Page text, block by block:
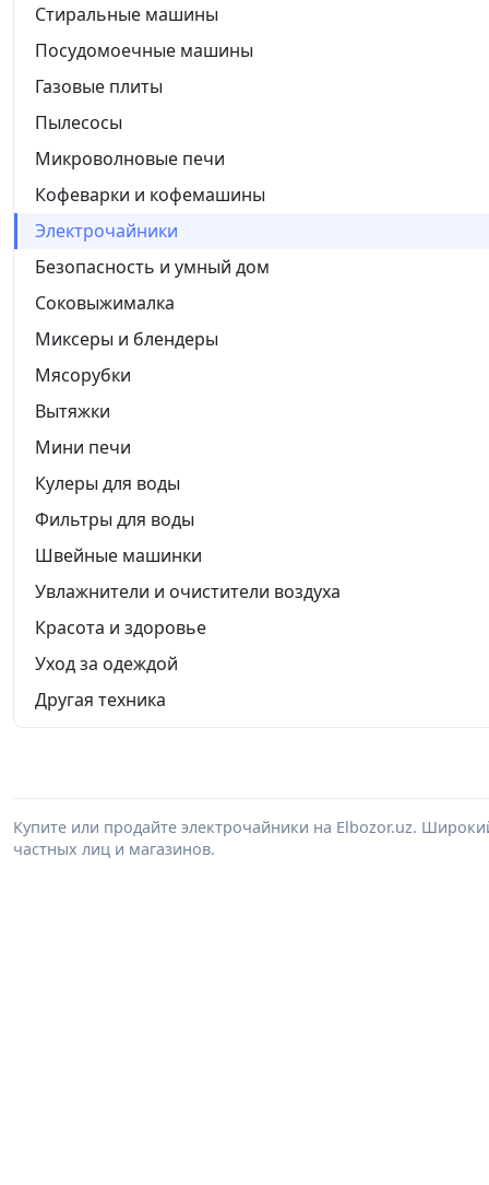
Стиральные машины
Посудомоечные машины
Газовые плиты
Пылесосы
Микроволновые печи
Кофеварки и кофемашины
Электрочайники
Безопасность и умный дом
Соковыжималка
Миксеры и блендеры
Мясорубки
Вытяжки
Мини печи
Кулеры для воды
Фильтры для воды
Швейные машинки
Увлажнители и очистители воздуха
Красота и здоровье
Уход за одеждой
Другая техника
Купите или продайте электрочайники на Elbozor.uz.
частных лиц и магазинов.